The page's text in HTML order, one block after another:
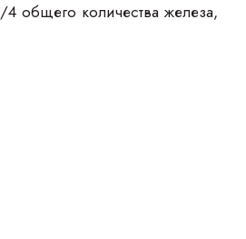
общего количества железа,